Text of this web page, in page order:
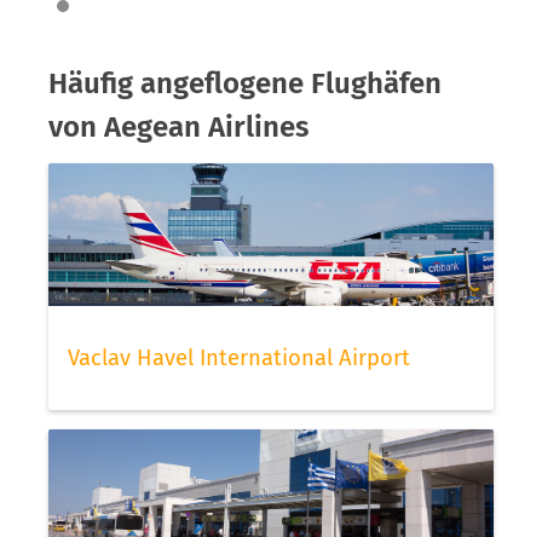
Häufig angeflogene Flughäfen
von Aegean Airlines
Vaclav Havel International Airport